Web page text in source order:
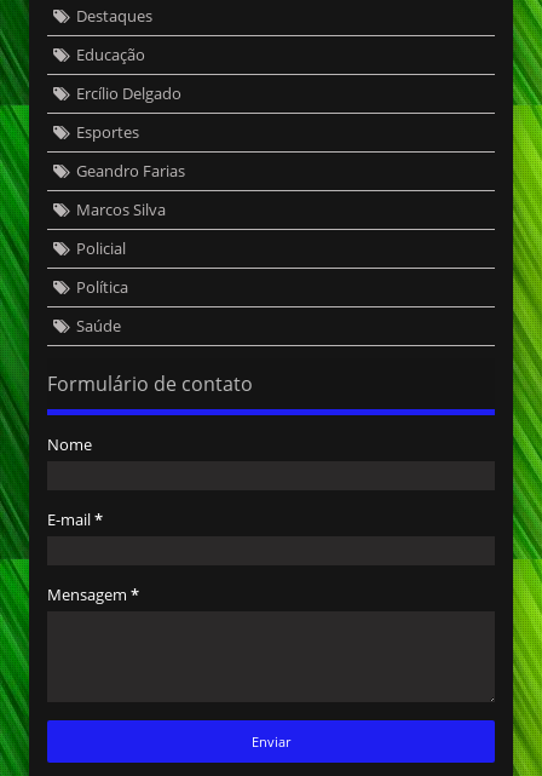
Destaques
Educação
Ercílio Delgado
Esportes
Geandro Farias
Marcos Silva
Policial
Política
Saúde
Formulário de contato
Nome
E-mail*
Mensagem *